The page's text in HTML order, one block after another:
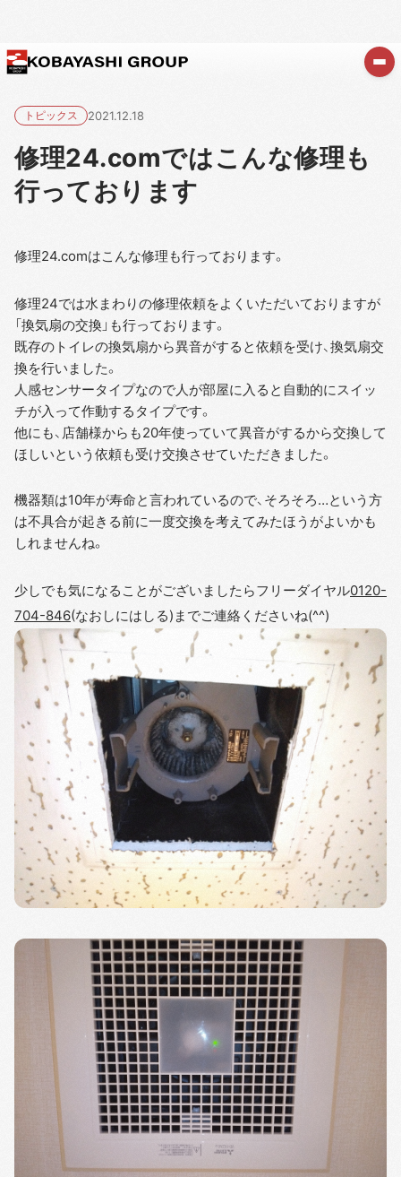
トピックス 2021.12.18
修理24.comではこんな修理も
行っております
修理24.comはこんな修理も行っております。
修理24では水まわりの修理依頼をよくいただいておりますが
「換気扇の交換」も行っております。
既存のトイレの換気扇から異音がすると依頼を受け、換気扇交
換を行いました。
人感センサータイプなので人が部屋に入ると自動的にスイッ
チが入って作動するタイプです。
他にも、店舗様からも20年使っていて異音がするから交換して
ほしいという依頼も受け交換させていただきました。
機器類は10年が寿命と言われているので、そろそろ…という方
は不具合が起きる前に一度交換を考えてみたほうがよいかも
しれませんね。
少しでも気になることがございましたらフリーダイヤル0120-
704-846(なおしにはしる)までご連絡くださいね(^^)